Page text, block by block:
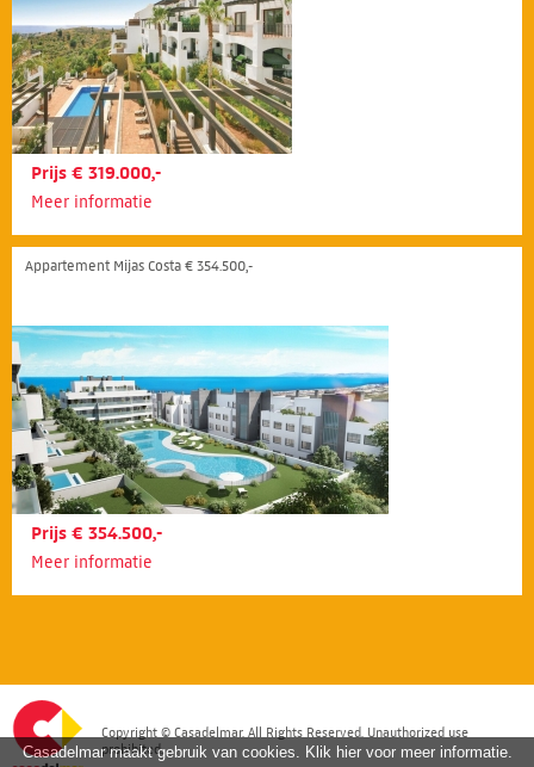
Prijs € 319.000,-
Meer informatie
Appartement Mijas Costa € 354.500,-
Prijs € 354.500,-
Meer informatie
Copyright © Casadelmar. All Rights Reserved. Unauthorized use
prohibited.
Casadelmar maakt gebruik van cookies. Klik hier voor meer informatie.